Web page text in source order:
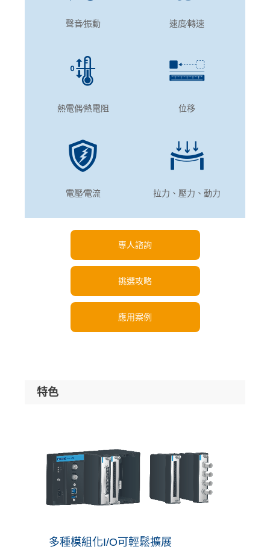
聲音∕振動 速度∕轉速
熱電偶∕熱電阻 位移
電壓∕電流 拉力、壓力、動力
專人諮詢
挑選攻略
應用案例
特色
多種模組化I/O可輕鬆擴展